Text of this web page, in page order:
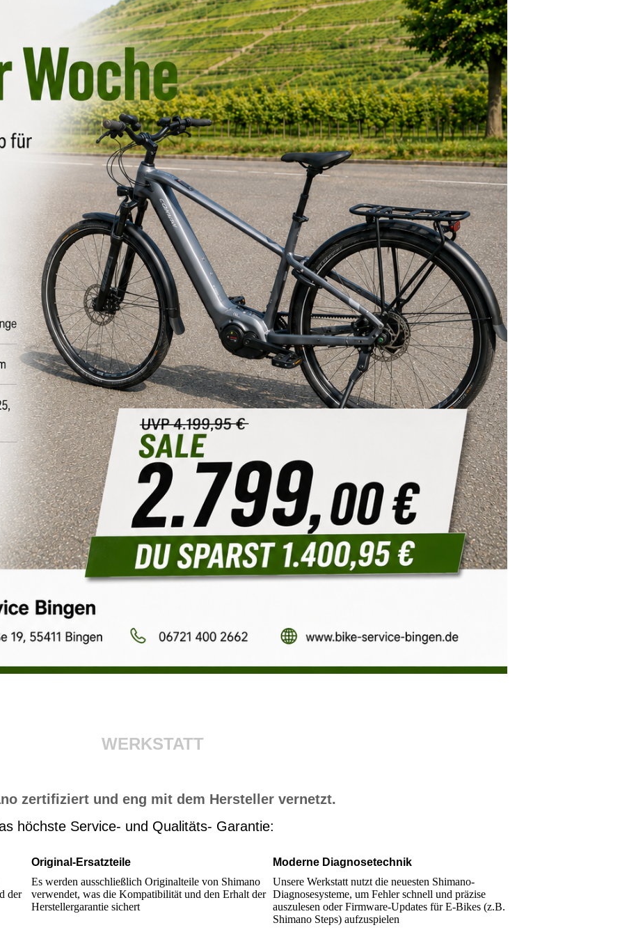
WERKSTATT
zertifiziert und eng mit dem Hersteller vernetzt.
höchste Service- und Qualitäts- Garantie:
Original-Ersatzteile
Moderne Diagnosetechnik
der
Es werden ausschließlich Originalteile von Shimano
verwendet, was die Kompatibilität und den Erhalt der
Herstellergarantie sichert
Unsere Werkstatt nutzt die neuesten Shimano-
Diagnosesysteme, um Fehler schnell und präzise
auszulesen oder Firmware-Updates für E-Bikes (z.B.
Shimano Steps) aufzuspielen